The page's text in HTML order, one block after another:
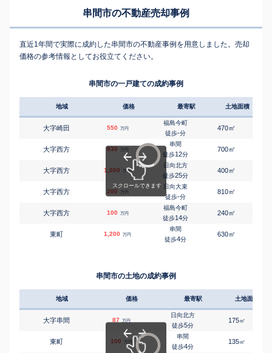
串間市の不動産売却事例
直近1年間で実際に成約した串間市の不動産事例を用意しました。売却
価格の参考情報としてお役立てください。
串間市の一戸建ての成約事例
地域 価格 最寄駅 土地面積
大字崎田 550 万円
福島今町
徒歩-分
470㎡
大字西方 830 万円
串間
徒歩12分
700㎡
大字西方 1,000 万円
日向北方
徒歩25分
400㎡
大字西方 200 万円
日向大束
徒歩-分
810㎡
大字西方 100 万円
福島今町
徒歩14分
240㎡
東町 1,200 万円
串間
徒歩4分
630㎡
串間市の土地の成約事例
地域 価格 最寄駅 土地面積
大字串間 87 万円
日向北方
徒歩5分
175㎡
東町 100 万円
串間
徒歩4分
135㎡